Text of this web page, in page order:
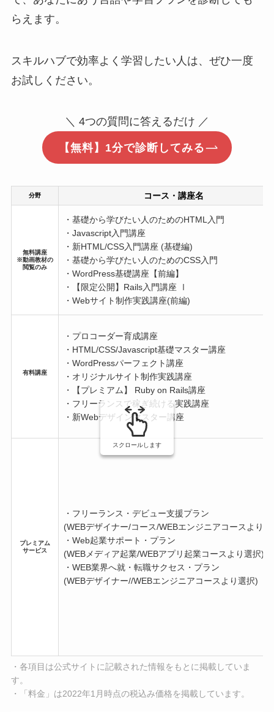
らえます。
スキルハブで効率よく学習したい人は、ぜひ一度
お試しください。
＼ 4つの質問に答えるだけ ／
【無料】1分で診断してみる
分野 コース・講座名
無料講座
※動画教材の
閲覧のみ
・基礎から学びたい人のためのHTML入門
・Javascript入門講座
・新HTML/CSS入門講座 (基礎編)
・基礎から学びたい人のためのCSS入門
・WordPress基礎講座【前編】
・【限定公開】Rails入門講座 Ⅰ
・Webサイト制作実践講座(前編)
有料講座
・プロコーダー育成講座
・HTML/CSS/Javascript基礎マスター講座
・WordPressパーフェクト講座
・オリジナルサイト制作実践講座
・【プレミアム】 Ruby on Rails講座
・フリーランスで稼ぎ続ける実践講座
・新Webデザインマスター講座
プレミアム
サービス
・フリーランス・デビュー支援プラン
(WEBデザイナー/コース/WEBエンジニアコースより
・Web起業サポート・プラン
(WEBメディア起業/WEBアプリ起業コースより選択)
・WEB業界へ就・転職サクセス・プラン
(WEBデザイナー//WEBエンジニアコースより選択)
スクロールします
・各項目は公式サイトに記載された情報をもとに掲載していま
す。
・「料金」は2022年1月時点の税込み価格を掲載しています。